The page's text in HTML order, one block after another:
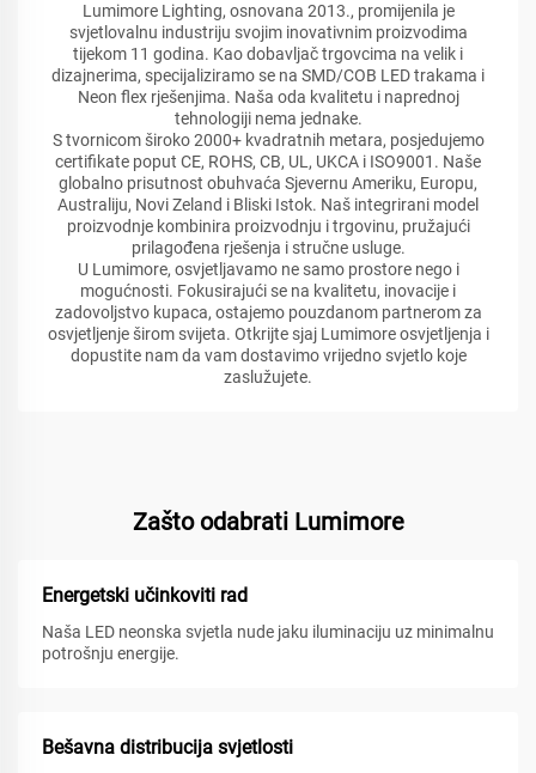
Lumimore Lighting, osnovana 2013., promijenila je
svjetlovalnu industriju svojim inovativnim proizvodima
tijekom 11 godina. Kao dobavljač trgovcima na velik i
dizajnerima, specijaliziramo se na SMD/COB LED trakama i
Neon flex rješenjima. Naša oda kvalitetu i naprednoj
tehnologiji nema jednake.
S tvornicom široko 2000+ kvadratnih metara, posjedujemo
certifikate poput CE, ROHS, CB, UL, UKCA i ISO9001. Naše
globalno prisutnost obuhvaća Sjevernu Ameriku, Europu,
Australiju, Novi Zeland i Bliski Istok. Naš integrirani model
proizvodnje kombinira proizvodnju i trgovinu, pružajući
prilagođena rješenja i stručne usluge.
U Lumimore, osvjetljavamo ne samo prostore nego i
mogućnosti. Fokusirajući se na kvalitetu, inovacije i
zadovoljstvo kupaca, ostajemo pouzdanom partnerom za
osvjetljenje širom svijeta. Otkrijte sjaj Lumimore osvjetljenja i
dopustite nam da vam dostavimo vrijedno svjetlo koje
zaslužujete.
Zašto odabrati Lumimore
Energetski učinkoviti rad
Naša LED neonska svjetla nude jaku iluminaciju uz minimalnu
potrošnju energije.
Bešavna distribucija svjetlosti